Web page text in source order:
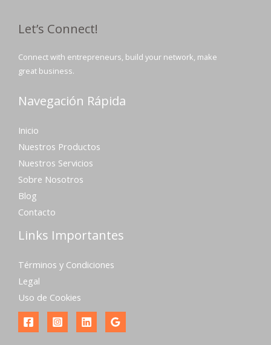
Let’s Connect!
Connect with entrepreneurs, build your network, make
great business.
Navegación Rápida
Inicio
Nuestros Productos
Nuestros Servicios
Sobre Nosotros
Blog
Contacto
Links Importantes
Términos y Condiciones
Legal
Uso de Cookies